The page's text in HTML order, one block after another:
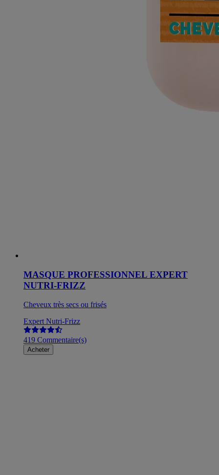
MASQUE PROFESSIONNEL EXPERT
NUTRI-FRIZZ
Cheveux très secs ou frisés
Expert Nutri-Frizz
419 Commentaire(s)
Acheter